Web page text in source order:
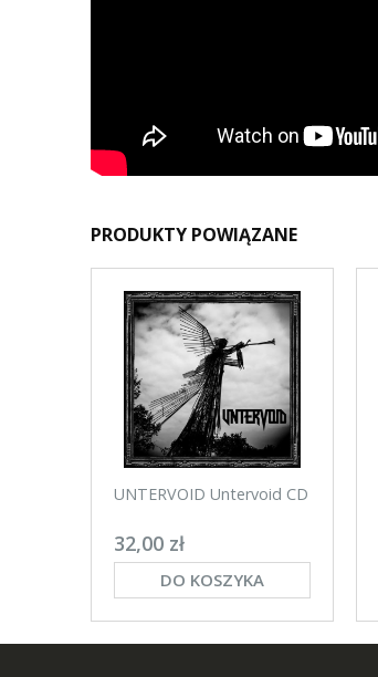
PRODUKTY POWIĄZANE
UNTERVOID Untervoid CD
32,00 zł
DO KOSZYKA